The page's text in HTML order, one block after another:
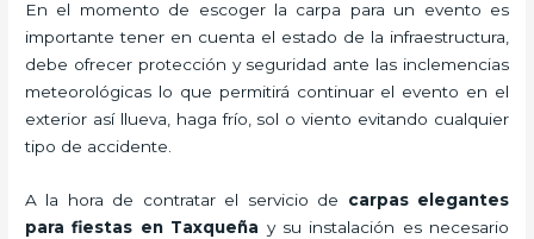
En el momento de escoger la carpa para un evento es
importante tener en cuenta el estado de la infraestructura,
debe ofrecer protección y seguridad ante las inclemencias
meteorológicas lo que permitirá continuar el evento en el
exterior así llueva, haga frío, sol o viento evitando cualquier
tipo de accidente.
A la hora de contratar el servicio de carpas elegantes
para fiestas en Taxqueña y su instalación es necesario